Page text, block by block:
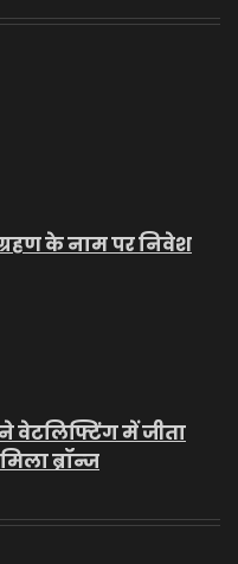
के नाम पर निवेश
वेटलिफ्टिंग में जीता
ब्रॉन्ज